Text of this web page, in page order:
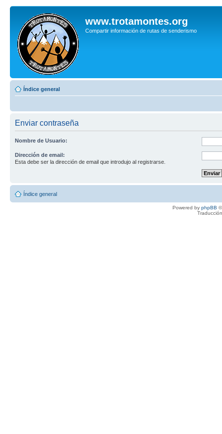
www.trotamontes.org
Compartir información de rutas de senderismo
Índice general
Enviar contraseña
Nombre de Usuario:
Dirección de email:
Esta debe ser la dirección de email que introdujo al registrarse.
Índice general
Powered by phpBB